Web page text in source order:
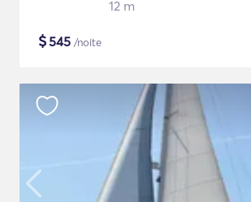
12 m
$545 /noite